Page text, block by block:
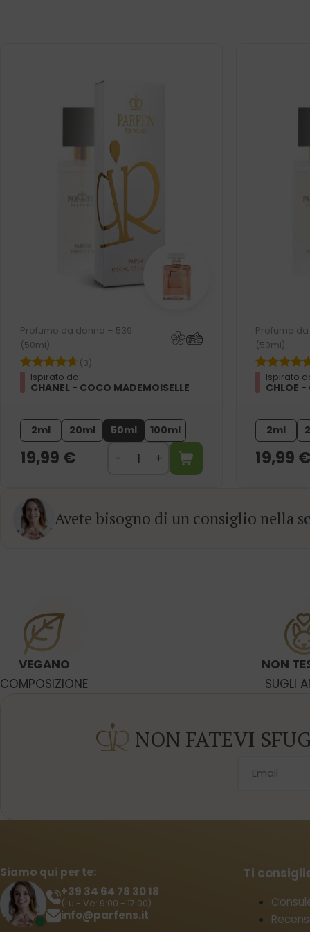
Profumo da donna – 539
(50ml)
(3)
Ispirato da:
CHANEL - COCO MADEMOISELLE
2ml 20ml 50ml 100ml
19,99 €
Profumo
(50ml)
Ispirato
CHLOE -
2ml
19,99
Avete bisogno di un consiglio nella
VEGANO
COMPOSIZIONE
NON
SUGLI
NON FATEVI
Siamo qui per te:
+39 34 64 78 30 18
(Lu - Ve: 9:00 - 17:00)
info@parfens.it
Ti